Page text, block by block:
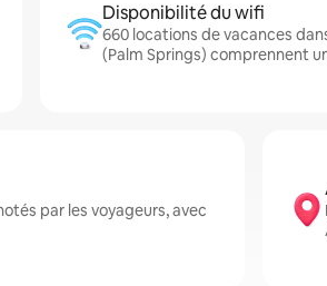
Disponibilité du wifi
660 locations de vacances
(Palm Springs) comprennent
par les voyageurs, avec